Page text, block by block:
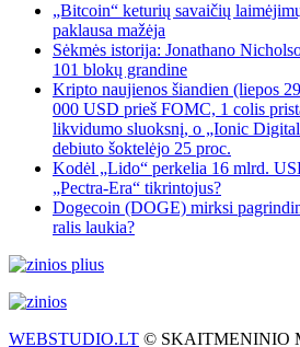
„Bitcoin“ keturių savaičių
paklausa mažėja
Sėkmės istorija: Jonathano
101 blokų grandine
Kripto naujienos šiandien (liepos
000 USD prieš FOMC, 1 colis
likvidumo sluoksnį, o „Ionic
debiuto šoktelėjo 25 proc.
Kodėl „Lido“ perkelia 16 mlrd.
„Pectra-Era“ tikrintojus?
Dogecoin (DOGE) mirksi
ralis laukia?
WEBSTUDIO.LT © SKAITMENINIO